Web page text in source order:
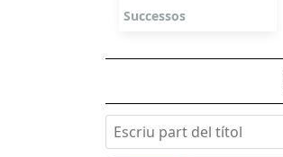
Successos
Escriu part del títol